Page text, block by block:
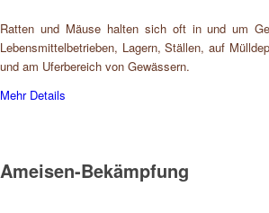
Ratten und Mäuse halten sich oft in und um
Lebensmittelbetrieben, Lagern, Ställen, auf
und am Uferbereich von Gewässern.
Mehr Details
Ameisen-Bekämpfung